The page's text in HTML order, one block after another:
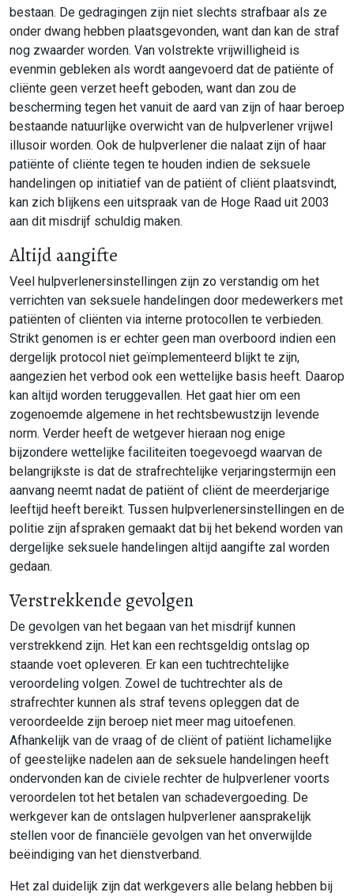
bestaan. De gedragingen zijn niet slechts strafbaar als ze
onder dwang hebben plaatsgevonden, want dan kan de straf
nog zwaarder worden. Van volstrekte vrijwilligheid is
evenmin gebleken als wordt aangevoerd dat de patiënte of
cliënte geen verzet heeft geboden, want dan zou de
bescherming tegen het vanuit de aard van zijn of haar beroep
bestaande natuurlijke overwicht van de hulpverlener vrijwel
illusoir worden. Ook de hulpverlener die nalaat zijn of haar
patiënte of cliënte tegen te houden indien de seksuele
handelingen op initiatief van de patiënt of cliënt plaatsvindt,
kan zich blijkens een uitspraak van de Hoge Raad uit 2003
aan dit misdrijf schuldig maken.
Altijd aangifte
Veel hulpverlenersinstellingen zijn zo verstandig om het
verrichten van seksuele handelingen door medewerkers met
patiënten of cliënten via interne protocollen te verbieden.
Strikt genomen is er echter geen man overboord indien een
dergelijk protocol niet geïmplementeerd blijkt te zijn,
aangezien het verbod ook een wettelijke basis heeft. Daarop
kan altijd worden teruggevallen. Het gaat hier om een
zogenoemde algemene in het rechtsbewustzijn levende
norm. Verder heeft de wetgever hieraan nog enige
bijzondere wettelijke faciliteiten toegevoegd waarvan de
belangrijkste is dat de strafrechtelijke verjaringstermijn een
aanvang neemt nadat de patiënt of cliënt de meerderjarige
leeftijd heeft bereikt. Tussen hulpverlenersinstellingen en de
politie zijn afspraken gemaakt dat bij het bekend worden van
dergelijke seksuele handelingen altijd aangifte zal worden
gedaan.
Verstrekkende gevolgen
De gevolgen van het begaan van het misdrijf kunnen
verstrekkend zijn. Het kan een rechtsgeldig ontslag op
staande voet opleveren. Er kan een tuchtrechtelijke
veroordeling volgen. Zowel de tuchtrechter als de
strafrechter kunnen als straf tevens opleggen dat de
veroordeelde zijn beroep niet meer mag uitoefenen.
Afhankelijk van de vraag of de cliënt of patiënt lichamelijke
of geestelijke nadelen aan de seksuele handelingen heeft
ondervonden kan de civiele rechter de hulpverlener voorts
veroordelen tot het betalen van schadevergoeding. De
werkgever kan de ontslagen hulpverlener aansprakelijk
stellen voor de financiële gevolgen van het onverwijlde
beëindiging van het dienstverband.
Het zal duidelijk zijn dat werkgevers alle belang hebben bij